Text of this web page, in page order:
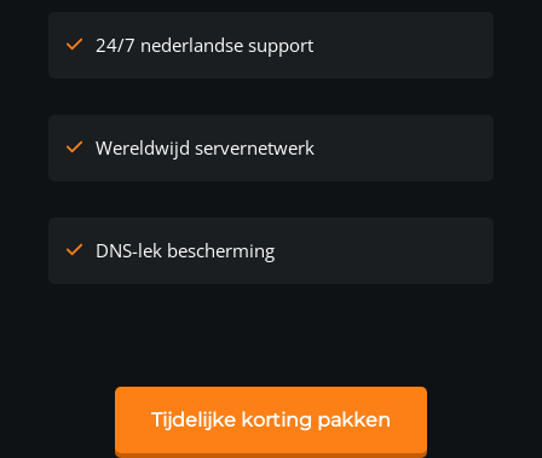
24/7 nederlandse support
Wereldwijd servernetwerk
DNS-lek bescherming
Tijdelijke korting pakken